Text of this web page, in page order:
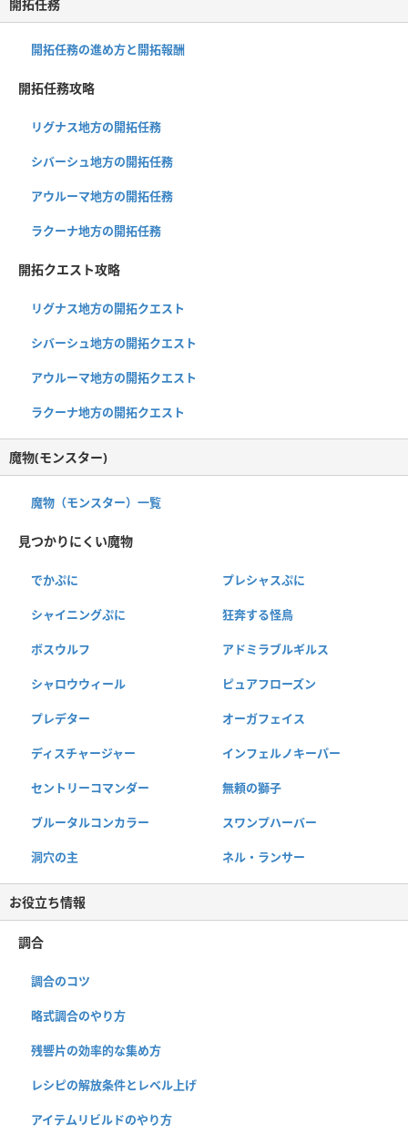
開拓任務
開拓任務の進め方と開拓報酬
開拓任務攻略
リグナス地方の開拓任務
シバーシュ地方の開拓任務
アウルーマ地方の開拓任務
ラクーナ地方の開拓任務
開拓クエスト攻略
リグナス地方の開拓クエスト
シバーシュ地方の開拓クエスト
アウルーマ地方の開拓クエスト
ラクーナ地方の開拓クエスト
魔物(モンスター)
魔物（モンスター）一覧
見つかりにくい魔物
でかぷに プレシャスぷに
シャイニングぷに 狂奔する怪鳥
ボスウルフ アドミラブルギルス
シャロウウィール ピュアフローズン
プレデター オーガフェイス
ディスチャージャー インフェルノキーパー
セントリーコマンダー 無頼の獅子
ブルータルコンカラー スワンプハーバー
洞穴の主 ネル・ランサー
お役立ち情報
調合
調合のコツ
略式調合のやり方
残響片の効率的な集め方
レシピの解放条件とレベル上げ
アイテムリビルドのやり方